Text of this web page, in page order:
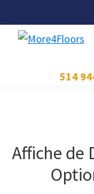
to
primary
to
main
to
footer
514
Affiche de